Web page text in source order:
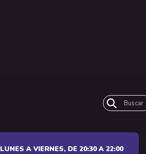
Buscar
LUNES A VIERNES, DE 20:30 A 22:00